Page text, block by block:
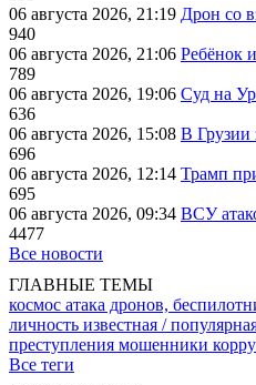
06 августа 2026, 21:19 Дрон со
940
06 августа 2026, 21:06 Ребёнок
789
06 августа 2026, 19:06 Суд на
636
06 августа 2026, 15:08 В Грузии
696
06 августа 2026, 12:14 Трамп
695
06 августа 2026, 09:34 ВСУ
4477
Все новости
ГЛАВНЫЕ ТЕМЫ
космос атака дронов,
личность известная /
преступления мошенники
Все теги